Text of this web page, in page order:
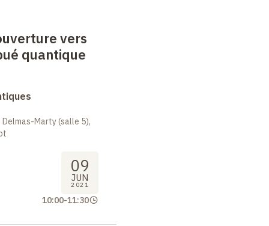
vers
quantique
Marty (salle 5),
09
JUN
2021
10:00-11:30